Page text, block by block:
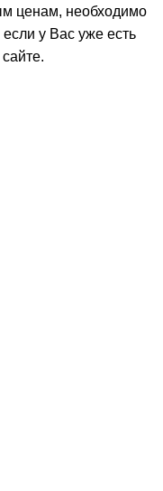
ценам, необходимо
если у Вас уже есть